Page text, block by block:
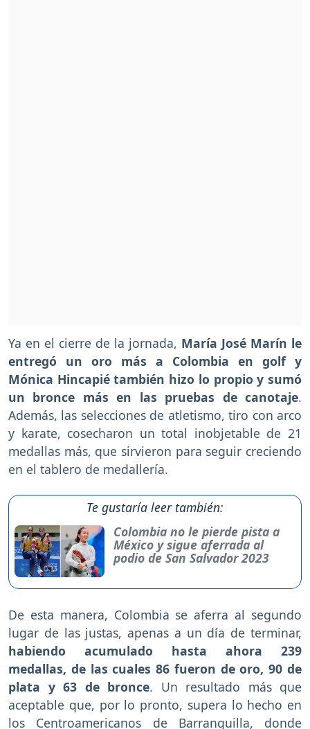
Ya en el cierre de la jornada, María José Marín le
entregó un oro más a Colombia en golf y
Mónica Hincapié también hizo lo propio y sumó
un bronce más en las pruebas de canotaje.
Además, las selecciones de atletismo, tiro con arco
y karate, cosecharon un total inobjetable de 21
medallas más, que sirvieron para seguir creciendo
en el tablero de medallería.
Te gustaría leer también:
Colombia no le pierde pista a
México y sigue aferrada al
podio de San Salvador 2023
De esta manera, Colombia se aferra al segundo
lugar de las justas, apenas a un día de terminar,
habiendo acumulado hasta ahora 239
medallas, de las cuales 86 fueron de oro, 90 de
plata y 63 de bronce. Un resultado más que
aceptable que, por lo pronto, supera lo hecho en
los Centroamericanos de Barranquilla, donde